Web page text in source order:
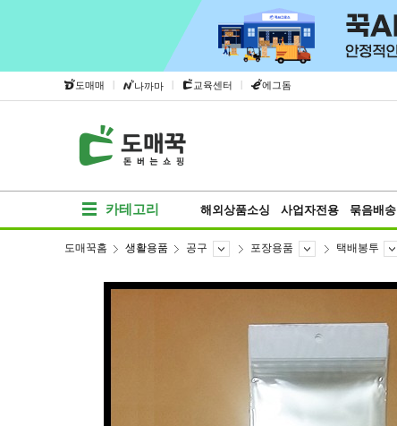
도매매 | 나까마 | 교육센터 | 에그돔
카테고리 해외상품소싱 사업자전용 묶음배송
도매꾹홈 생활용품 공구 포장용품 택배봉투